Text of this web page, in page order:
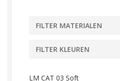
FILTER MATERIALEN
FILTER KLEUREN
LM CAT 03 Soft